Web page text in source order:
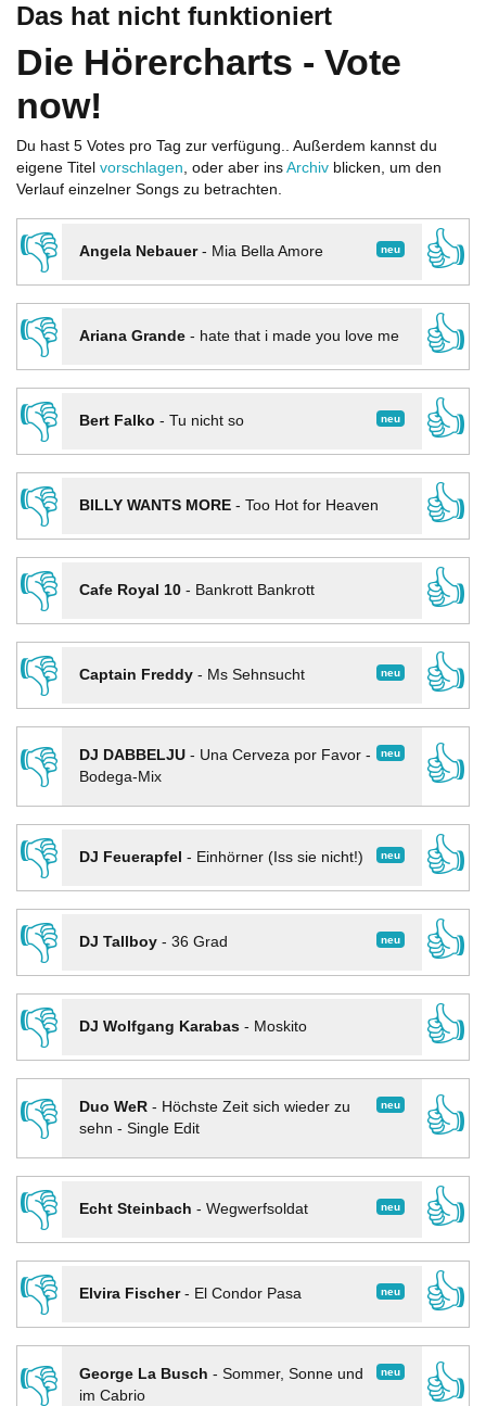
Das hat nicht funktioniert
Die Hörercharts - Vote
now!
Du hast 5 Votes pro Tag zur verfügung.. Außerdem kannst du
eigene Titel vorschlagen, oder aber ins Archiv blicken, um den
Verlauf einzelner Songs zu betrachten.
👎 neu
Angela Nebauer- Mia Bella Amore
👍
👎
Ariana Grande- hate that i made you love me
👍
👎
neu
Bert Falko - Tu nicht so
👍
👎
BILLY WANTS MORE- Too Hot for Heaven
👍
👎
Cafe Royal 10- Bankrott Bankrott
👍
👎
neu
Captain Freddy- Ms Sehnsucht
👍
👎
neu
DJ DABBELJU- Una Cerveza por Favor -
Bodega-Mix
👍
👎
neu
DJ Feuerapfel - Einhörner (Iss sie nicht!)
👍
👎
neu
DJ Tallboy- 36 Grad
👍
👎
DJ Wolfgang Karabas- Moskito
👍
👎
neu
Duo WeR- Höchste Zeit sich wieder zu
sehn - Single Edit
👍
👎
neu
Echt Steinbach - Wegwerfsoldat
👍
👎
neu
Elvira Fischer- El Condor Pasa
👍
👎
neu
George La Busch - Sommer, Sonne und
im Cabrio
👍